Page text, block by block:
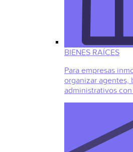
BIENES RAÍCES
Para empresas
organizar agentes,
administrativos